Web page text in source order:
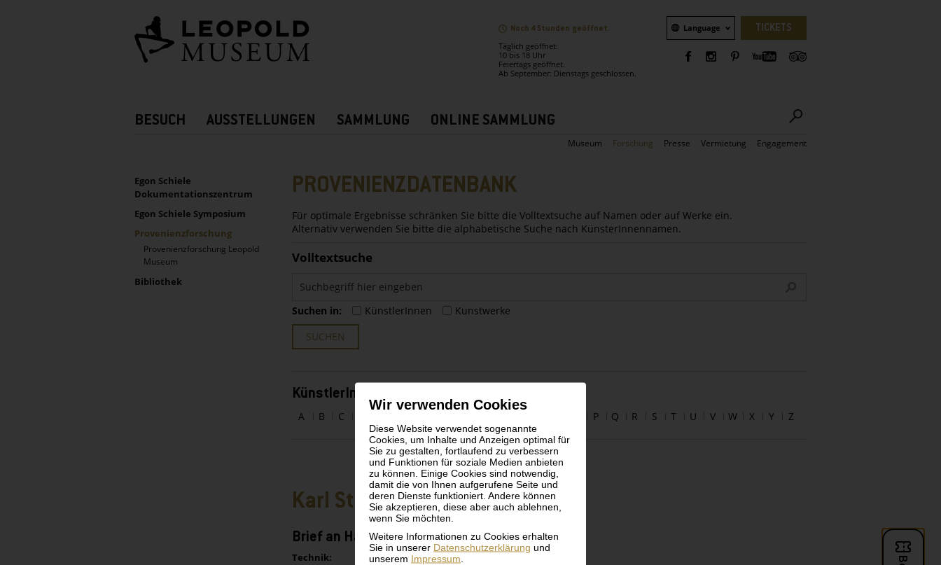
Wir verwenden Cookies
Diese Website verwendet sogenannte
Cookies, um Inhalte und Anzeigen optimal für
Sie zu gestalten, fortlaufend zu verbessern
und Funktionen für soziale Medien anbieten
zu können. Einige Cookies sind notwendig,
damit die von Ihnen aufgerufene Seite und
deren Dienste funktioniert. Andere können
Sie akzeptieren, diese aber auch ablehnen,
wenn Sie möchten.
Weitere Informationen zu Cookies erhalten
Sie in unserer Datenschutzerklärung und
unserem Impressum
Noch 4 Stunden geöffnet.
Täglich geöffnet:
10 bis 18 Uhr
Feiertags geöffnet.
Ab September: Dienstags geschlossen.
Sprachauswahl
Language TICKETS
Hauptnavigation
BESUCH AUSSTELLUNGEN SAMMLUNG ONLINE SAMMLUNG
Museum Forschung Presse Vermietung Engagement
Sidebar
UNTERNAVIGATION
Egon Schiele
Dokumentationszentrum
Egon Schiele Symposium
Provenienzforschung
Provenienzforschung Leopold
Museum
Bibliothek
PROVENIENZDATENBANK
Für optimale Ergebnisse schränken Sie bitte die Volltextsuche auf Namen oder auf Werke ein.
Alternativ verwenden Sie bitte die alphabetische Suche nach KünsterInnennamen.
Volltextsuche
Suchen in: KünstlerInnen
Kunstwerke
SUCHEN
KünstlerInnen alphabetisch
A B C P Q R S T U V W X Y Z
Karl Sterrer
Brief an Hauer
Technik: